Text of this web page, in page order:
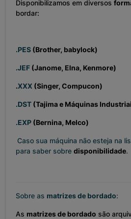
Disponibilizamos em diversos
bordar:
.PES (Brother, babylock)
.JEF (Janome, Elna, Kenmore)
.XXX (Singer, Compucon)
.DST (Tajima e Máquinas
.EXP (Bernina, Melco)
Caso sua máquina não esteja na
para saber sobre disponibilidade.
Sobre as matrizes de bordado:
As matrizes de bordado são